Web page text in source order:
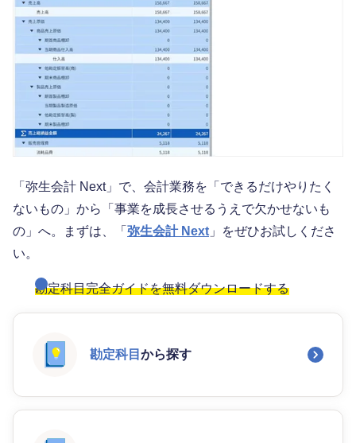
「弥生会計 Next」で、会計業務を「できるだけやりたく
ないもの」から「事業を成長させるうえで欠かせないも
の」へ。まずは、「 弥生会計 Next 」をぜひお試しくださ
い。
勘定科目完全ガイドを無料ダウンロードする
勘定科目 から探す